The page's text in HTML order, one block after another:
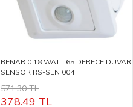
BENAR 0.18 WATT 65 DERECE DUVAR
SENSÖR RS-SEN 004
571.30 TL
378.49 TL